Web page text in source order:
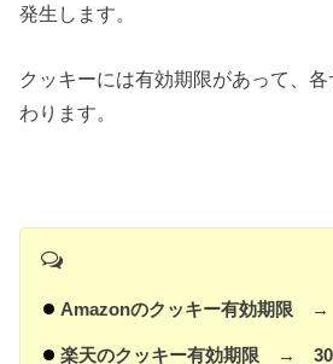
発生します。
クッキーには有効期限があって、
わります。
Amazonのクッキー有効期限
楽天のクッキー有効期限 → 30